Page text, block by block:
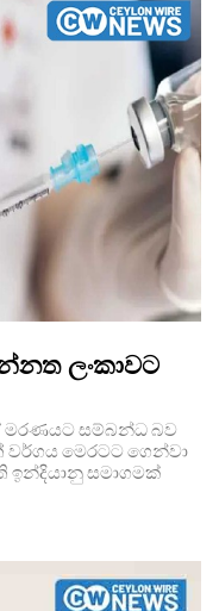
ලංකාවට
මරණයට සම්බන්ධ බව
මෙරටට ගෙන්වා
ඉන්දියානු සමාගමක්